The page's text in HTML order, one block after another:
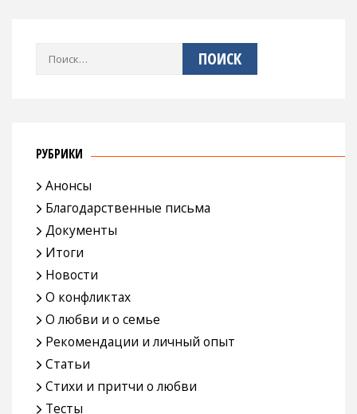
Найти:
РУБРИКИ
Анонсы
Благодарственные письма
Документы
Итоги
Новости
О конфликтах
О любви и о семье
Рекомендации и личный опыт
Статьи
Стихи и притчи о любви
Тесты